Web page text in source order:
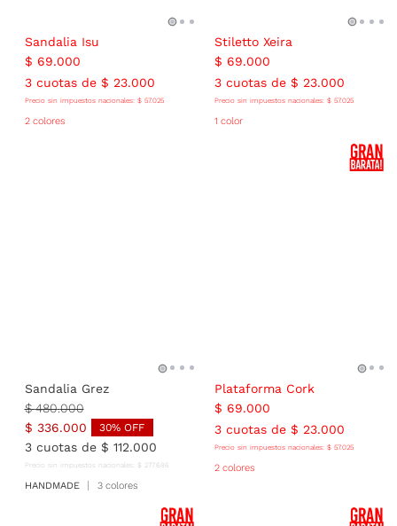
Sandalia Isu
$ 69.000
3cuotas de $ 23.000
Precio sin impuestos nacionales: $ 57.025
2 colores
Stiletto Xeira
$ 69.000
3cuotas de $ 23.000
Precio sin impuestos nacionales: $ 57.025
1 color
Sandalia Grez
$ 480.000
$ 336.000 30% OFF
3cuotas de $ 112.000
Precio sin impuestos nacionales: $ 277 . 686
HANDMADE 3 colores
Plataforma Cork
$ 69.000
3cuotas de $ 23.000
Precio sin impuestos nacionales: $ 57.025
2 colores